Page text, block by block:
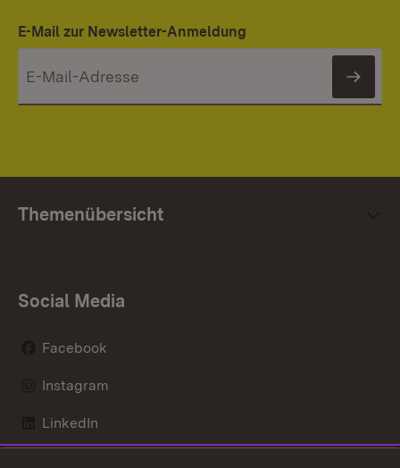
E-Mail zur Newsletter-Anmeldung
Themenübersicht
Social Media
Facebook
Instagram
LinkedIn